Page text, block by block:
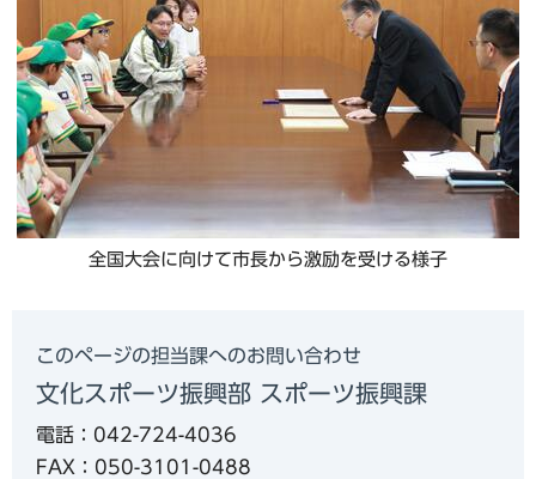
全国大会に向けて市長から激励を受ける様子
このページの担当課へのお問い合わせ
文化スポーツ振興部 スポーツ振興課
電話：042-724-4036
FAX：050-3101-0488